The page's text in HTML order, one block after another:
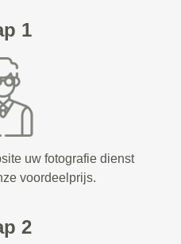
1
uw fotografie dienst
voordeelprijs.
2